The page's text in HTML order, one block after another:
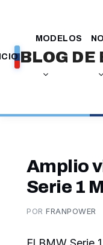
contenido
BLOG DE
MODELOS
Amplio
Serie 1
PORFRANPOWER